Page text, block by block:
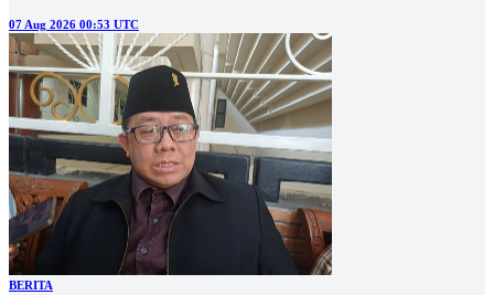
07 Aug 2026 00:53 UTC
BERITA